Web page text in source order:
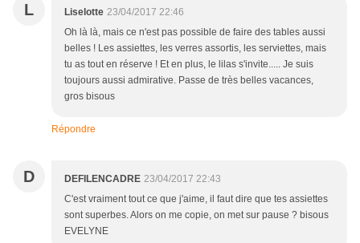
L Liselotte 23/04/2017 22:46
Oh là là, mais ce n'est pas possible de faire des tables aussi
belles ! Les assiettes, les verres assortis, les serviettes, mais
tu as tout en réserve ! Et en plus, le lilas s'invite..... Je suis
toujours aussi admirative. Passe de très belles vacances,
gros bisous
Répondre
D DEFILENCADRE 23/04/2017 22:43
C'est vraiment tout ce que j'aime, il faut dire que tes assiettes
sont superbes. Alors on me copie, on met sur pause ? bisous
EVELYNE